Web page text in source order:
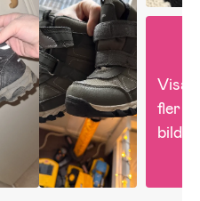
Visa
fler
bilder